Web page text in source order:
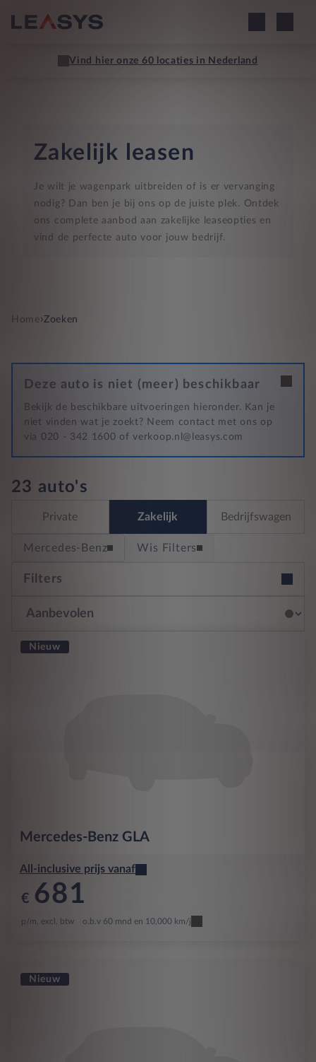
Vind hier onze 60 locaties in Nederland
Zakelijk leasen
Je wilt je wagenpark uitbreiden of is er vervanging
nodig? Dan ben je bij ons op de juiste plek. Ontdek
ons complete aanbod aan zakelijke leaseopties en
vind de perfecte auto voor jouw bedrijf.
Home›Zoeken
Deze auto is niet (meer) beschikbaar
Bekijk de beschikbare uitvoeringen hieronder. Kan je
niet vinden wat je zoekt? Neem contact met ons op
via 020 - 342 1600 of verkoop.nl@leasys.com
23 auto's
Private Zakelijk Bedrijfswagen
Mercedes-Benz Wis Filters
Filters
Nieuw
Mercedes-Benz GLA
All-inclusive prijs vanaf
€ 681
p/m. excl. btw o.b.v 60 mnd en 10,000 km/j
Nieuw